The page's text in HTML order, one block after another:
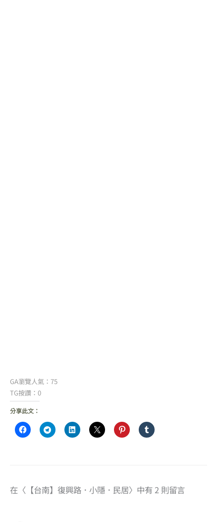
GA瀏覽人氣：75
TG按讚：0
分享此文：
在〈【台南】復興路．小隱．民居〉中有 2 則留言